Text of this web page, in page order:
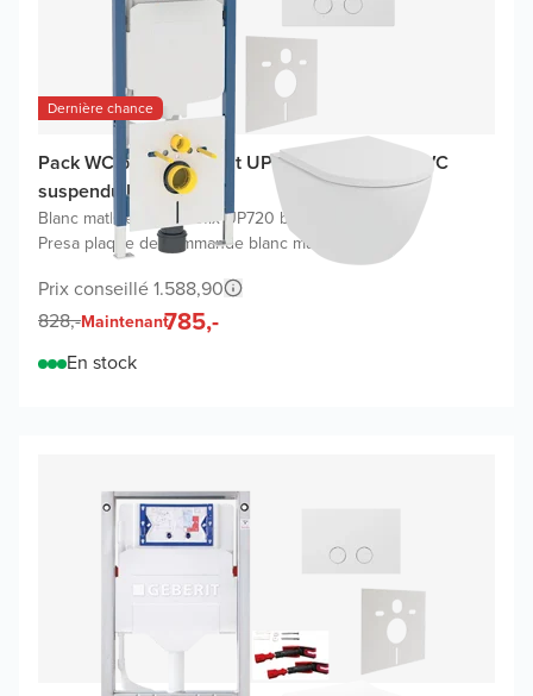
Dernière chance
Pack WC promo Geberit UP720 (2025) avec WC
suspendu Moreno
Blanc mat|Geberit Duofix UP720 bâti-support
Presa plaque de commande blanc mat
Prix conseillé 1.588,90
828,-Maintenant785,-
En stock